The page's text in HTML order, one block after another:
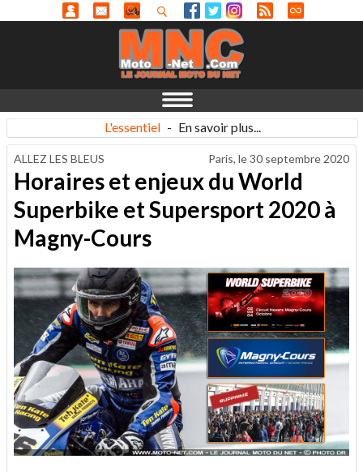
L'essentiel - En savoir plus...
ALLEZ LES BLEUS Paris, le30 septembre 2020
Horaires et enjeux du World
Superbike et Supersport 2020 à
Magny-Cours